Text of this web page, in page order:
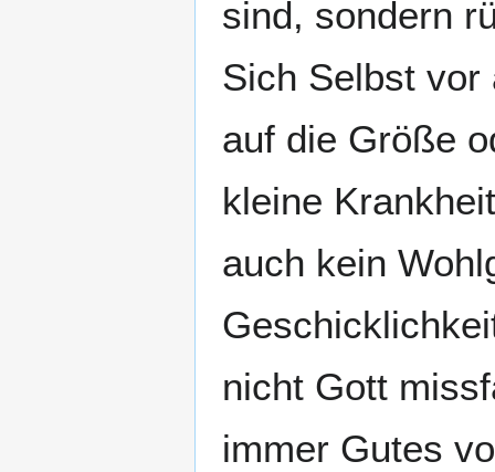
sind, sondern
Sich Selbst vor
auf die Größe
kleine
auch kein
nicht Gott
immer Gutes